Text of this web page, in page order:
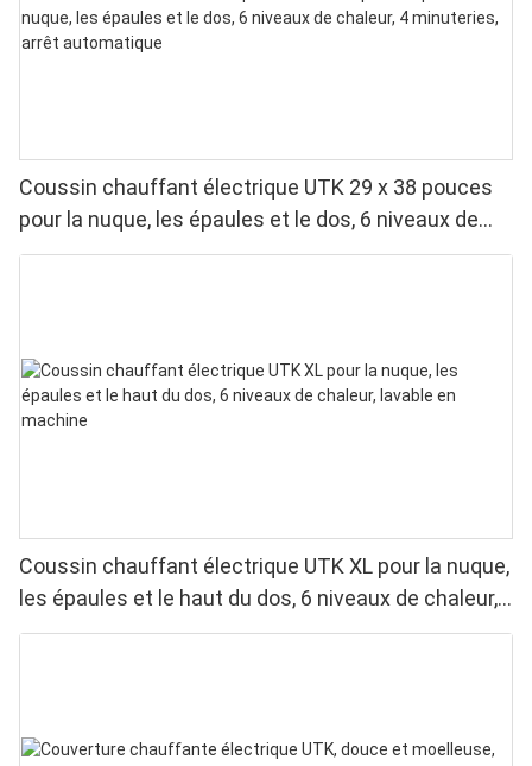
Coussin chauffant électrique UTK 29 x 38 pouces
pour la nuque, les épaules et le dos, 6 niveaux de
chaleur, 4 minuteries, arrêt automatique
Coussin chauffant électrique UTK XL pour la nuque,
les épaules et le haut du dos, 6 niveaux de chaleur,
lavable en machine